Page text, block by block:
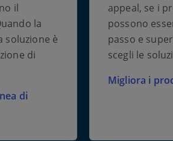
il
la
soluzione è
di
di
appeal, se i
possono
passo e
scegli le
Migliora i